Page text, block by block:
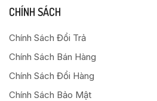
CHÍNH SÁCH
Chính Sách Đổi Trả
Chính Sách Bán Hàng
Chính Sách Đổi Hàng
Chính Sách Bảo Mật